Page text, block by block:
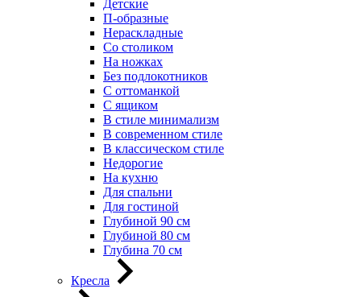
Детские
П-образные
Нераскладные
Со столиком
На ножках
Без подлокотников
С оттоманкой
С ящиком
В стиле минимализм
В современном стиле
В классическом стиле
Недорогие
На кухню
Для спальни
Для гостиной
Глубиной 90 см
Глубиной 80 см
Глубина 70 см
Кресла